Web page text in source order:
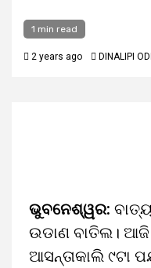
1 min read
2 years ago DINALIPI
ଭୁବନେଶ୍ୱର:
ଉଡାଣ ବାତିଲ। ଆଜି
ଆସନ୍ତାକାଲି ୯ଟା